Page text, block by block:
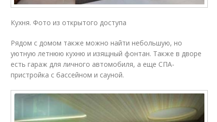
Кухня. Фото из открытого доступа
Рядом с домом также можно найти небольшую, но
уютную летнюю кухню и изящный фонтан. Также в дворе
есть гараж для личного автомобиля, а еще СПА-
пристройка с бассейном и сауной.